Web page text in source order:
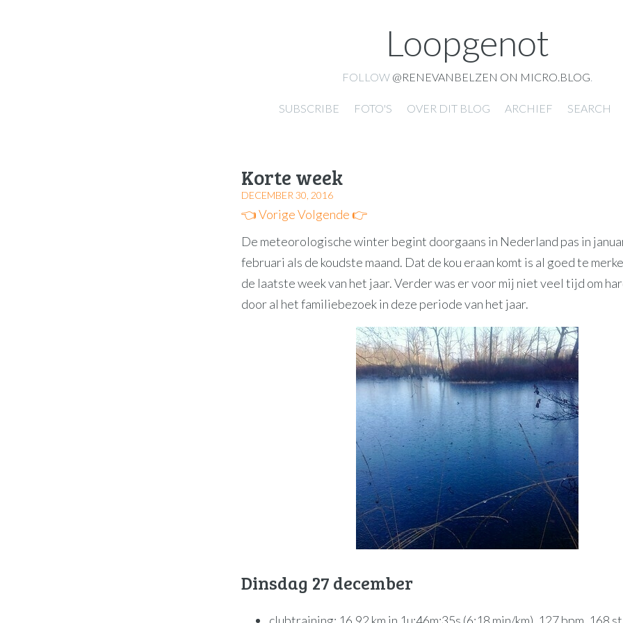
Loopgenot
FOLLOW @RENEVANBELZEN ON MICRO.BLOG.
SUBSCRIBE FOTO'S OVER DIT BLOG ARCHIEF SEARCH
Korte week
DECEMBER 30, 2016
👈 VorigeVolgende 👉
De meteorologische winter begint doorgaans in Nederland pas in
februari als de koudste maand. Dat de kou eraan komt is al goed te
de laatste week van het jaar. Verder was er voor mij niet veel tijd om
door al het familiebezoek in deze periode van het jaar.
Dinsdag 27 december